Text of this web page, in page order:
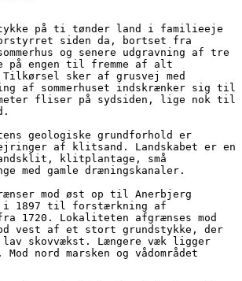
på ti tønder land i familieeje
siden da, bortset fra
og senere udgravning af tre
på engen til fremme af alt
Tilkørsel sker af grusvej med
af sommerhuset indskrænker sig til
fliser på sydsiden, lige nok til
geologiske grundforhold er
af klitsand. Landskabet er en
klitplantage, små
med gamle dræningskanaler.
mod øst op til Anerbjerg
i 1897 til forstærkning af
1720. Lokaliteten afgrænses mod
vest af et stort grundstykke, der
skovvækst. Længere væk ligger
nord marsken og vådområdet